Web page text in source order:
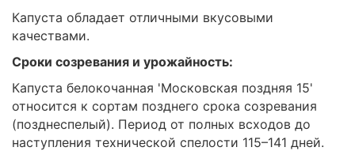
Капуста обладает отличными вкусовыми
качествами.
Сроки созревания и урожайность:
Капуста белокочанная 'Московская поздняя 15'
относится к сортам позднего срока созревания
(позднеспелый). Период от полных всходов до
наступления технической спелости 115–141 дней.